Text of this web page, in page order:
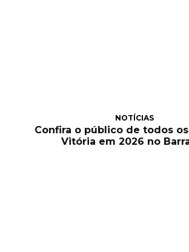
NOTÍCIAS
Confira o público de todos
Vitória em 2026 no